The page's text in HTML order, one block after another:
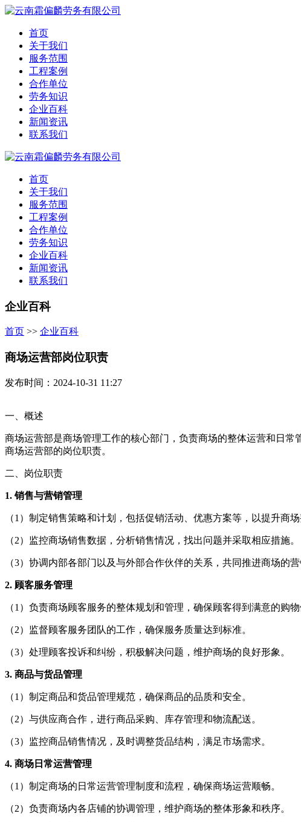
首页
关于我们
服务范围
工程案例
合作单位
劳务知识
企业百科
新闻资讯
联系我们
首页
关于我们
服务范围
工程案例
合作单位
劳务知识
企业百科
新闻资讯
联系我们
企业百科
首页 >> 企业百科
商场运营部岗位职责
发布时间：2024-10-31 11:27
一、概述
商场运营部是商场管理工作的核心部门，负责商场的整体运营和日
商场运营部的岗位职责。
二、岗位职责
1. 销售与营销管理
（1）制定销售策略和计划，包括促销活动、优惠方案等，以提升商场
（2）监控商场销售数据，分析销售情况，找出问题并采取相应措施。
（3）协调内部各部门以及与外部合作伙伴的关系，共同推进商场的营
2. 顾客服务管理
（1）负责商场顾客服务的整体规划和管理，确保顾客得到满意的购物
（2）监督顾客服务团队的工作，确保服务质量达到标准。
（3）处理顾客投诉和纠纷，积极解决问题，维护商场的良好形象。
3. 商品与货品管理
（1）制定商品和货品管理规范，确保商品的品质和安全。
（2）与供应商合作，进行商品采购、库存管理和物流配送。
（3）监控商品销售情况，及时调整货品结构，满足市场需求。
4. 商场日常运营管理
（1）制定商场的日常运营管理制度和流程，确保商场运营顺畅。
（2）负责商场内各店铺的协调管理，维护商场的整体形象和秩序。